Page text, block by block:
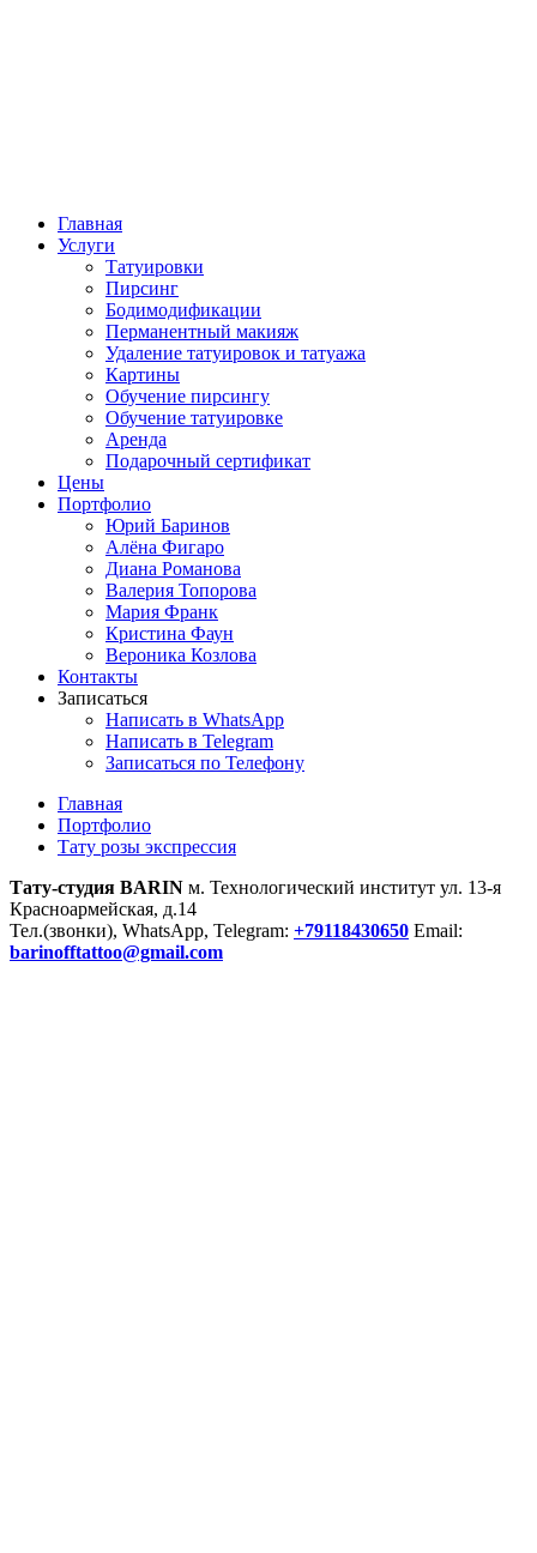
Главная
Услуги
Татуировки
Пирсинг
Бодимодификации
Перманентный макияж
Удаление татуировок и татуажа
Картины
Обучение пирсингу
Обучение татуировке
Аренда
Подарочный сертификат
Цены
Портфолио
Юрий Баринов
Алёна Фигаро
Диана Романова
Валерия Топорова
Мария Франк
Кристина Фаун
Вероника Козлова
Контакты
Записаться
Написать в WhatsApp
Написать в Telegram
Записаться по Телефону
Главная
Портфолио
Тату розы экспрессия
Тату-студия BARIN м. Технологический институт ул. 13-я
Красноармейская, д.14
Тел.(звонки), WhatsApp, Telegram: +79118430650 Email:
barinofftattoo@gmail.com